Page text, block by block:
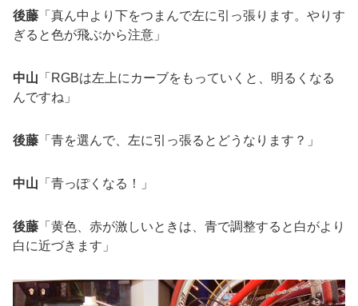
後藤 「真ん中より下をつまんで左に引っ張ります。やりす
ぎると色が飛ぶから注意」
中山 「RGBは左上にカーブをもっていくと、明るくなる
んですね」
後藤 「青を選んで、左に引っ張るとどうなります？」
中山 「青っぽくなる！」
後藤 「黄色、赤が激しいときは、青で調整すると白がより
白に近づきます」